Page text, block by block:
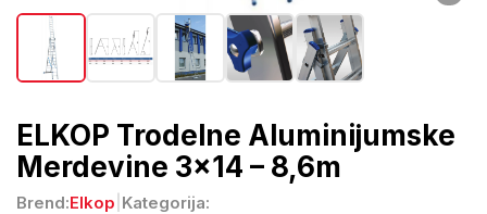
ELKOP Trodelne Aluminijumske
Merdevine 3x14 – 8,6m
Brend:Elkop Kategorija: